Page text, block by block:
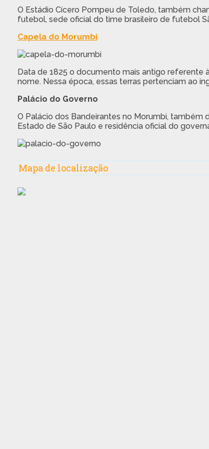
O Estádio Cícero Pompeu de Toledo, também
futebol, sede oficial do time brasileiro de futebol
Capela do Morumbi
Data de 1825 o documento mais antigo referente
nome. Nessa época, essas terras pertenciam ao
Palácio do Governo
O Palácio dos Bandeirantes no Morumbi,
Estado de São Paulo e residência oficial do
Mapa de localização